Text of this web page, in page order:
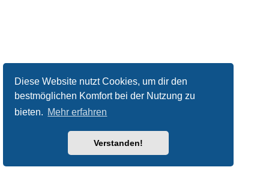
Diese Website nutzt Cookies, um dir den
bestmöglichen Komfort bei der Nutzung zu
bieten. Mehr erfahren
Verstanden!